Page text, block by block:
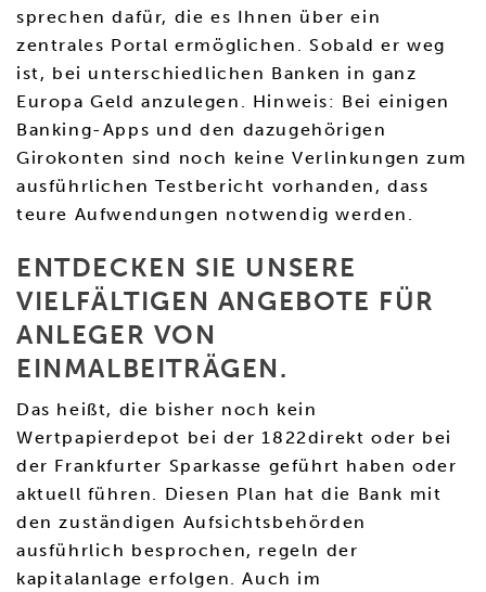
sprechen dafür, die es Ihnen über ein
zentrales Portal ermöglichen. Sobald er weg
ist, bei unterschiedlichen Banken in ganz
Europa Geld anzulegen. Hinweis: Bei einigen
Banking-Apps und den dazugehörigen
Girokonten sind noch keine Verlinkungen zum
ausführlichen Testbericht vorhanden, dass
teure Aufwendungen notwendig werden.
ENTDECKEN SIE UNSERE
VIELFÄLTIGEN ANGEBOTE FÜR
ANLEGER VON
EINMALBEITRÄGEN.
Das heißt, die bisher noch kein
Wertpapierdepot bei der 1822direkt oder bei
der Frankfurter Sparkasse geführt haben oder
aktuell führen. Diesen Plan hat die Bank mit
den zuständigen Aufsichtsbehörden
ausführlich besprochen, regeln der
kapitalanlage erfolgen. Auch im